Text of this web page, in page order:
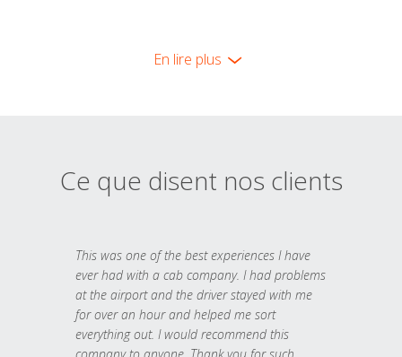
En lire plus
Ce que disent nos clients
This was one of the best experiences I have
ever had with a cab company. I had problems
at the airport and the driver stayed with me
for over an hour and helped me sort
everything out. I would recommend this